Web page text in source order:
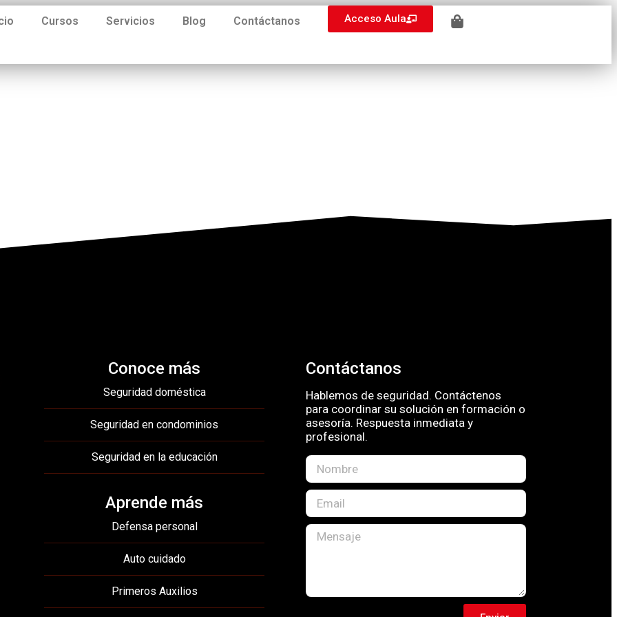
Cursos Servicios Blog Contáctanos Acceso Aula
Conoce más
Seguridad doméstica
Seguridad en condominios
Seguridad en la educación
Aprende más
Defensa personal
Auto cuidado
Primeros Auxilios
Contáctanos
Hablemos de seguridad. Contáctenos
para coordinar su solución en formación o
asesoría. Respuesta inmediata y
profesional.